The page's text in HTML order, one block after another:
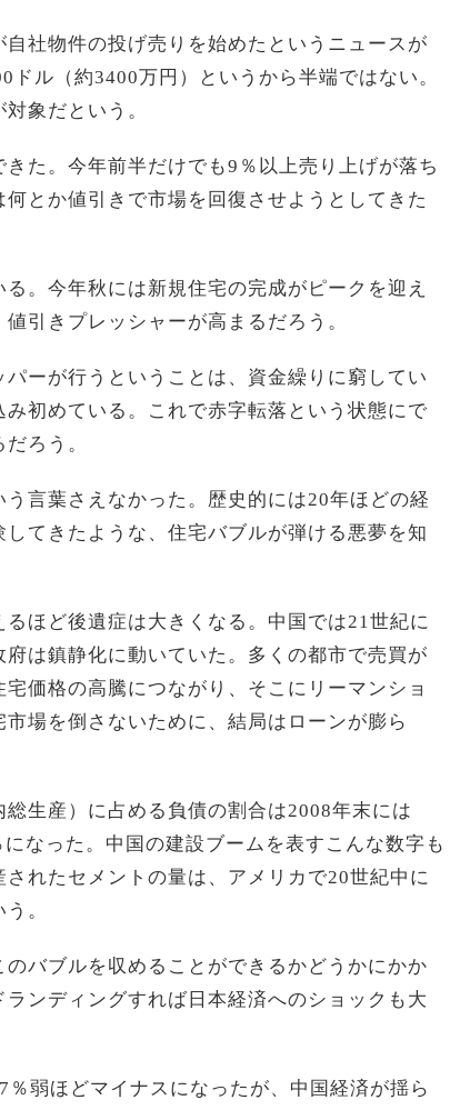
社物件の投げ売りを始めたというニュースが
ル（約3400万円）というから半端ではない。
象だという。
た。今年前半だけでも9％以上売り上げが落ち
とか値引きで市場を回復させようとしてきた
。今年秋には新規住宅の完成がピークを迎え
引きプレッシャーが高まるだろう。
ーが行うということは、資金繰りに窮してい
初めている。これで赤字転落という状態にで
ろう。
言葉さえなかった。歴史的には20年ほどの経
てきたような、住宅バブルが弾ける悪夢を知
ほど後遺症は大きくなる。中国では21世紀に
は鎮静化に動いていた。多くの都市で売買が
価格の高騰につながり、そこにリーマンショ
場を倒さないために、結局はローンが膨ら
生産）に占める負債の割合は2008年末には
なった。中国の建設ブームを表すこんな数字も
れたセメントの量は、アメリカで20世紀中に
。
バブルを収めることができるかどうかにかか
ンディングすれば日本経済へのショックも大
弱ほどマイナスになったが、中国経済が揺ら